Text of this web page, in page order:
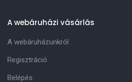
A webáruházi vásárlás
A webáruházunkról
Regisztráció
Belépés